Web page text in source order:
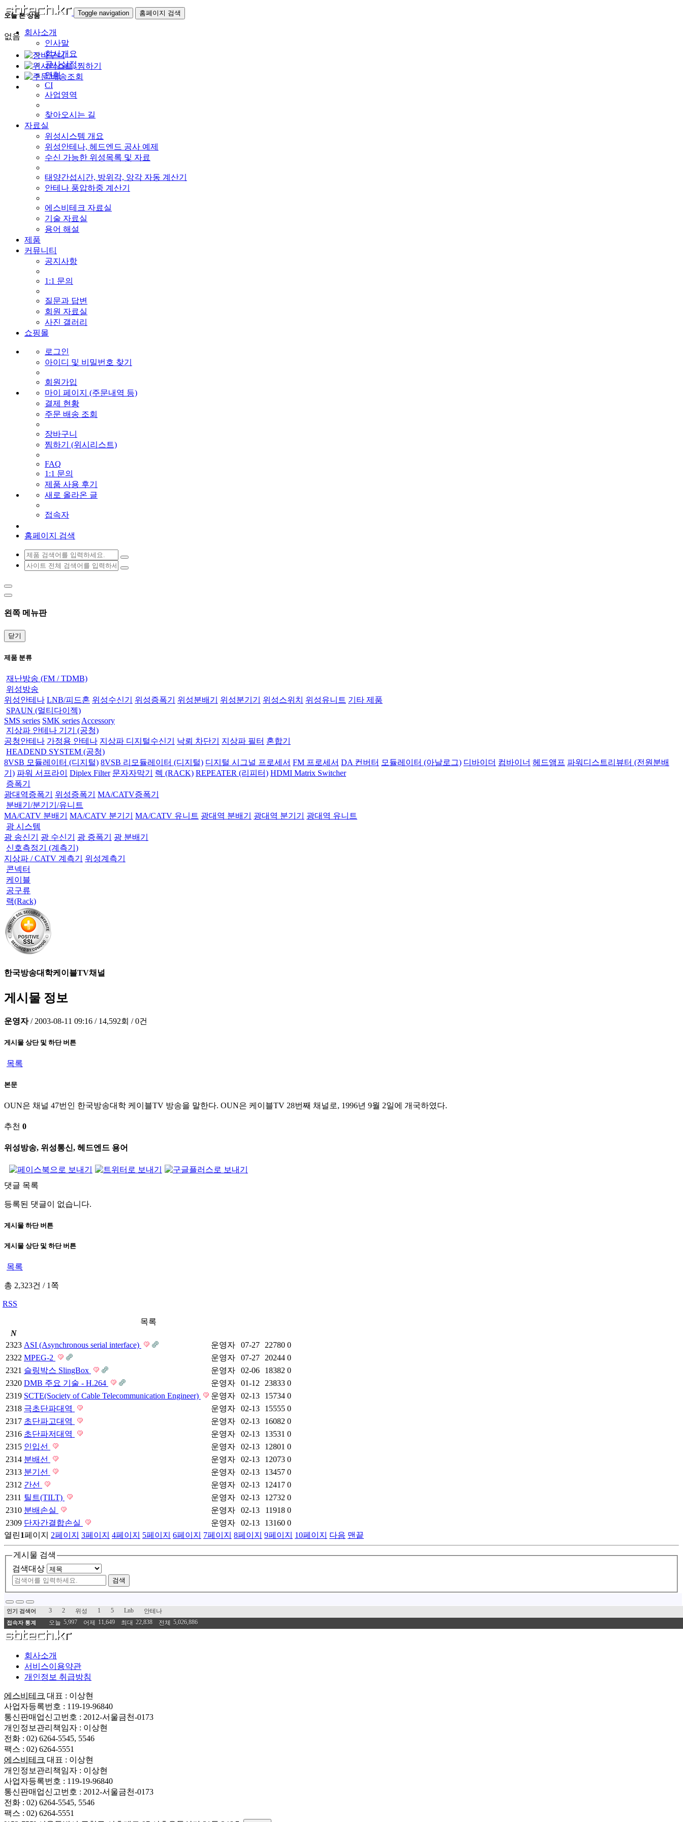
Toggle navigation 홈페이지 검색
회사소개
인사말
회사개요
공사실적
연혁
CI
사업영역
찾아오시는 길
자료실
위성시스템 개요
위성안테나, 헤드엔드 공사 예제
수신 가능한 위성목록 및 자료
태양간섭시간, 방위각, 앙각 자동 계산기
안테나 풍압하중 계산기
에스비테크 자료실
기술 자료실
용어 해설
제품
커뮤니티
공지사항
1:1 문의
질문과 답변
회원 자료실
사진 갤러리
쇼핑몰
로그인
아이디 및 비밀번호 찾기
회원가입
마이 페이지 (주문내역 등)
결제 현황
주문 배송 조회
장바구니
찜하기 (위시리스트)
FAQ
1:1 문의
제품 사용 후기
새로 올라온 글
접속자
홈페이지 검색
왼쪽 메뉴판
닫기
제품 분류
재난방송 (FM / TDMB)
위성방송
위성안테나 LNB/피드혼 위성수신기 위성증폭기 위성분배기 위성분기기 위성스위치 위성유니트 기타 제품
SPAUN (멀티다이젝)
SMS series SMK series Accessory
지상파 안테나 기기 (공청)
공청안테나 가정용 안테나 지상파 디지털수신기 낙뢰 차단기 지상파 필터 혼합기
HEADEND SYSTEM (공청)
8VSB 모듈레이터 (디지털) 8VSB 리모듈레이터 (디지털) 디지털 시그널 프로세서 FM 프로세서 DA 컨버터 모듈레이터 (아날로그) 디바이더 컴바이너 헤드앰프 파워디스트리뷰터 (전원분배
기) 파워 서프라이 Diplex Filter 문자자막기 렉 (RACK) REPEATER (리피터) HDMI Matrix Switcher
증폭기
광대역증폭기
위성증폭기
MA/CATV증폭기
분배기/분기기/유니트
MA/CATV 분배기
MA/CATV 분기기 MA/CATV 유니트 광대역 분배기 광대역 분기기
광대역 유니트
광 시스템
광 송신기
광 수신기 광 증폭기
광 분배기
신호측정기 (계측기)
지상파 / CATV 계측기
위성계측기
콘넥터
케이블
공구류
랙(Rack)
한국방송대학케이블TV채널
게시물 정보
운영자 / 2003-08-11 09:16 / 14,592회 / 0건
게시물 상단 및 하단 버튼
목록
본문
OUN은 채널 47번인 한국방송대학 케이블TV 방송을 말한다. OUN은 케이블TV 28번째 채널로, 1996년 9월 2일에 개국하였다.
추천 0
위성방송, 위성통신, 헤드엔드 용어
댓글 목록
등록된 댓글이 없습니다.
게시물 하단 버튼
게시물 상단 및 하단 버튼
목록
총 2,323건 /1쪽
RSS
목록
N
2323 ASI (Asynchronous serial interface) 운영자 07-27 22780 0
2322 MPEG-2 운영자 07-27 20244 0
2321 슬링박스 SlingBox 운영자 02-06 18382 0
2320 DMB 주요 기술 - H.264 운영자 01-12 23833 0
2319 SCTE(Society of Cable Telecommunication Engineer) 운영자 02-13 15734 0
2318 극초단파대역 운영자 02-13 15555 0
2317 초단파고대역 운영자 02-13 16082 0
2316 초단파저대역 운영자 02-13 13531 0
2315 인입선 운영자 02-13 12801 0
2314 분배선 운영자 02-13 12073 0
2313 분기선 운영자 02-13 13457 0
2312 간선 운영자 02-13 12417 0
2311 틸트(TILT) 운영자 02-13 12732 0
2310 분배손실 운영자 02-13 11918 0
2309 단자간결합손실 운영자 02-13 13160 0
열린1페이지 2페이지 3페이지 4페이지 5페이지 6페이지 7페이지 8페이지 9페이지 10페이지 다음 맨끝
게시물 검색
검색대상
검색
오늘 본 상품
없음
인기 검색어 3 2 위성 1 5 Lnb 안테나
접속자 통계 오늘 5,997 어제 11,649 최대 22,838 전체 5,026,886
회사소개
서비스이용약관
개인정보 취급방침
에스비테크 대표 : 이상현
사업자등록번호 : 119-19-96840
통신판매업신고번호 : 2012-서울금천-0173
개인정보관리책임자 : 이상현
전화 : 02) 6264-5545, 5546
팩스 : 02) 6264-5551
에스비테크 대표 : 이상현
개인정보관리책임자 : 이상현
사업자등록번호 : 119-19-96840
통신판매업신고번호 : 2012-서울금천-0173
전화 : 02) 6264-5545, 5546
팩스 : 02) 6264-5551